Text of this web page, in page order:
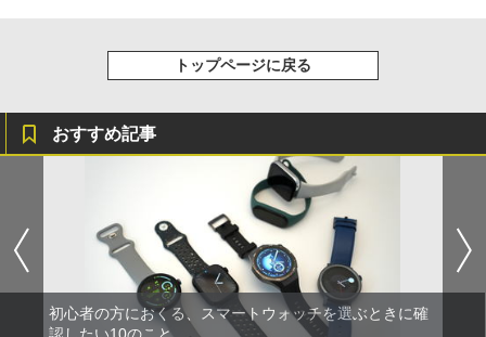
トップページに戻る
おすすめ記事
初心者の方におくる、スマートウォッチを選ぶときに確